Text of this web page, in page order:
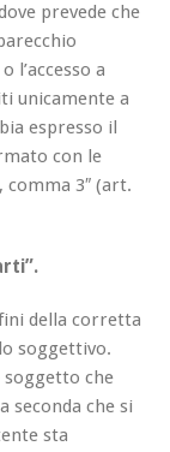
prevede che
l’accesso a
unicamente a
espresso il
con le
comma 3″ (art.
della corretta
soggettivo.
che
seconda che si
sta